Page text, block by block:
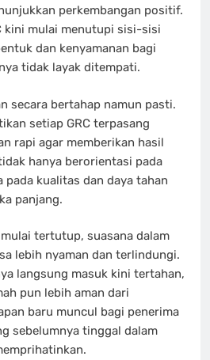
perkembangan positif.
kini mulai menutupi sisi-sisi
dan kenyamanan bagi
tidak layak ditempati.
secara bertahap namun pasti.
setiap GRC terpasang
rapi agar memberikan hasil
hanya berorientasi pada
pada kualitas dan daya tahan
panjang.
tertutup, suasana dalam
lebih nyaman dan terlindungi.
langsung masuk kini tertahan,
pun lebih aman dari
baru muncul bagi penerima
sebelumnya tinggal dalam